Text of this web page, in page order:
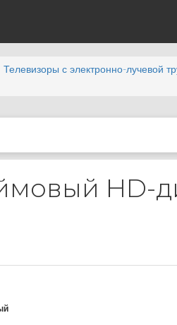
Телевизоры с электронно-лучевой
HD-